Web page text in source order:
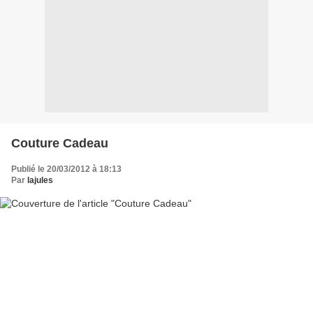
Couture Cadeau
Publié le 20/03/2012 à 18:13
Par lajules